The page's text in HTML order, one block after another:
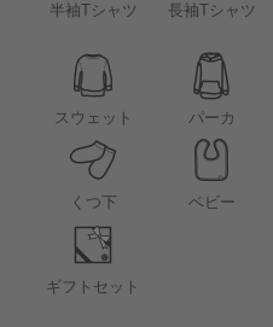
半袖Tシャツ 長袖Tシャツ
スウェット パーカ
くつ下 ベビー
ギフトセット